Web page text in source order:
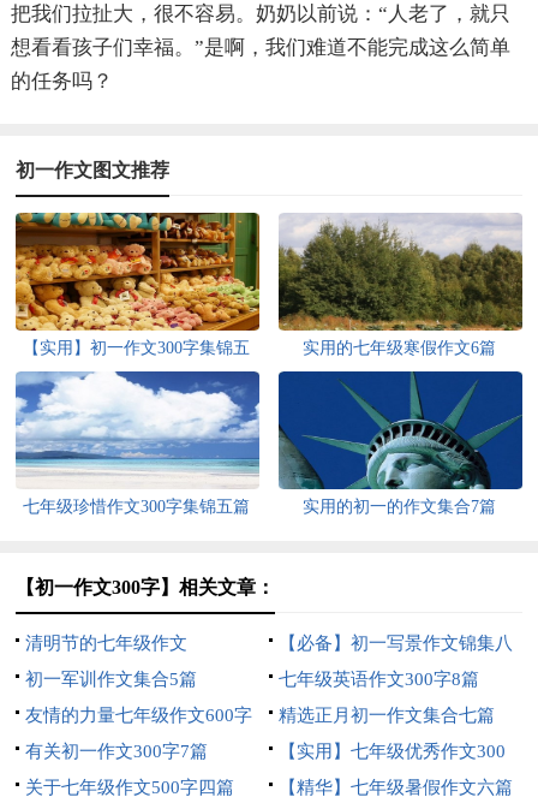
把我们拉扯大，很不容易。奶奶以前说：“人老了，就只
想看看孩子们幸福。”是啊，我们难道不能完成这么简单
的任务吗？
初一作文图文推荐
【实用】初一作文300字集锦五
篇
实用的七年级寒假作文6篇
七年级珍惜作文300字集锦五篇 实用的初一的作文集合7篇
【初一作文300字】相关文章：
清明节的七年级作文
【必备】初一写景作文锦集八
篇
初一军训作文集合5篇
七年级英语作文300字8篇
友情的力量七年级作文600字
精选正月初一作文集合七篇
有关初一作文300字7篇
【实用】七年级优秀作文300
字集锦6篇
关于七年级作文500字四篇 【精华】七年级暑假作文六篇